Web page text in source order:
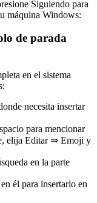
Siguiendo para
máquina Windows:
de parada
en el sistema
necesita insertar
para mencionar
elija Editar ⇒ Emoji y
en la parte
él para insertarlo en